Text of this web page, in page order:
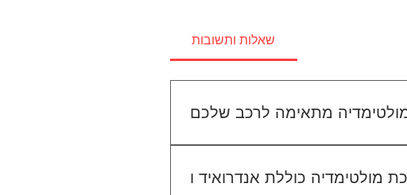
שאלות ותשובות
מתאים לכם.